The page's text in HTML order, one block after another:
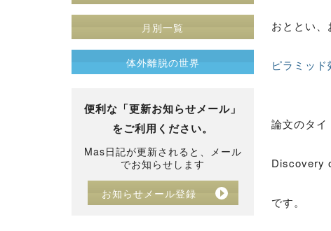
月別一覧
体外離脱の世界
便利な「更新お知らせメール」
をご利用ください。
Mas日記が更新されると、メール
でお知らせします
お知らせメール登録
おととい
ピラミッ
論文のタイ
Discovery
です。